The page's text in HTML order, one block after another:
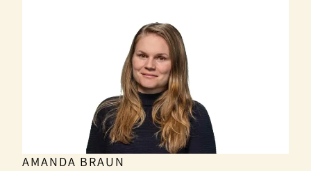
AMANDA BRAUN